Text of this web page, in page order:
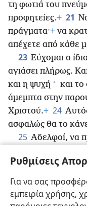
Ρυθμίσεις
Για να σας
εμπειρία χρήσης,
τη φωτιά του
προφητείες.+ 21
πράγματα·+ να
απέχετε από κάθε
23 Εύχομαι ο
αγιάσει πλήρως.
και η ψυχή * και
άμεμπτα στην
Χριστού.+ 24
ασφαλώς θα το
25 Αδελφοί, να
27 Σας θέτω
του Κυρίου να
τους αδελφούς.+
28